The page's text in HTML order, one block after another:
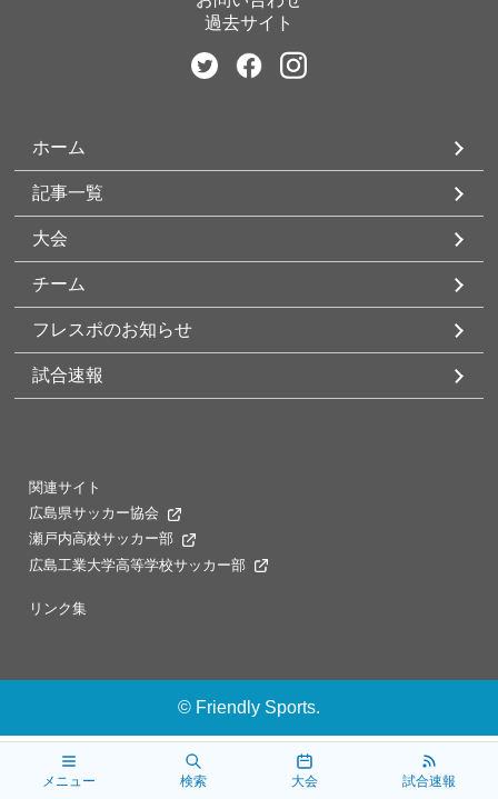
過去サイト
ホーム
記事一覧
大会
チーム
フレスポのお知らせ
試合速報
関連サイト
広島県サッカー協会
瀬戸内高校サッカー部
広島工業大学高等学校サッカー部
リンク集
© Friendly Sports.
メニュー 検索 大会 試合速報